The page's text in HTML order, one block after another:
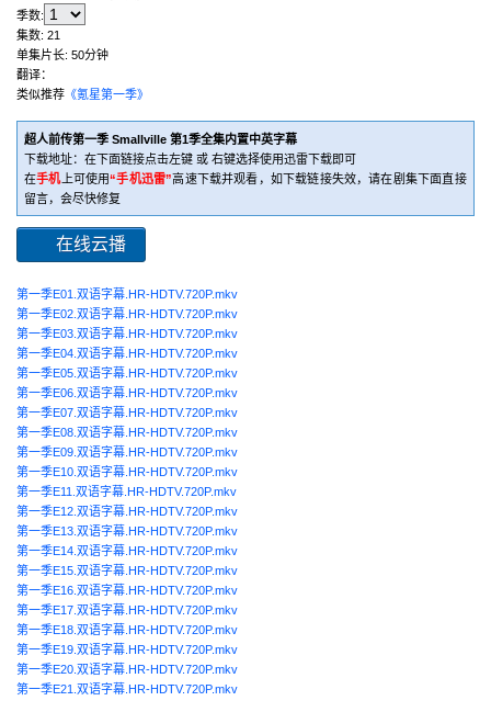
季数:
集数: 21
单集片长: 50分钟
翻译：
类似推荐 《氪星第一季》
超人前传第一季 Smallville 第1季全集内置中英字幕
下载地址：在下面链接点击左键 或 右键选择使用迅雷下载即可
在手机上可使用“手机迅雷”高速下载并观看，如下载链接失效，请在剧集下面直接
留言，会尽快修复
在线云播
第一季E01.双语字幕.HR-HDTV.720P.mkv
第一季E02.双语字幕.HR-HDTV.720P.mkv
第一季E03.双语字幕.HR-HDTV.720P.mkv
第一季E04.双语字幕.HR-HDTV.720P.mkv
第一季E05.双语字幕.HR-HDTV.720P.mkv
第一季E06.双语字幕.HR-HDTV.720P.mkv
第一季E07.双语字幕.HR-HDTV.720P.mkv
第一季E08.双语字幕.HR-HDTV.720P.mkv
第一季E09.双语字幕.HR-HDTV.720P.mkv
第一季E10.双语字幕.HR-HDTV.720P.mkv
第一季E11.双语字幕.HR-HDTV.720P.mkv
第一季E12.双语字幕.HR-HDTV.720P.mkv
第一季E13.双语字幕.HR-HDTV.720P.mkv
第一季E14.双语字幕.HR-HDTV.720P.mkv
第一季E15.双语字幕.HR-HDTV.720P.mkv
第一季E16.双语字幕.HR-HDTV.720P.mkv
第一季E17.双语字幕.HR-HDTV.720P.mkv
第一季E18.双语字幕.HR-HDTV.720P.mkv
第一季E19.双语字幕.HR-HDTV.720P.mkv
第一季E20.双语字幕.HR-HDTV.720P.mkv
第一季E21.双语字幕.HR-HDTV.720P.mkv